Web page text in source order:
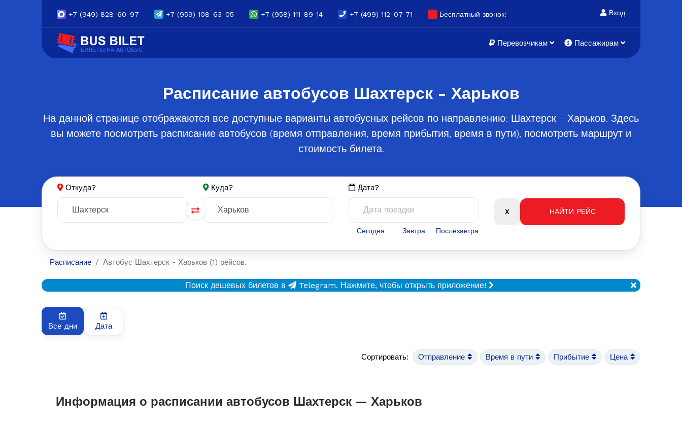
+7 (949) 828-60-97 +7 (959) 108-63-05 +7 (958) 111-89-14 +7 (499) 112-07-71 Бесплатный звонок! Вход
Перевозчикам Пассажирам
Расписание автобусов Шахтерск - Харьков
На данной странице отображаются все доступные варианты автобусных рейсов по направлению: Шахтерск - Харьков. Здесь
вы можете посмотреть расписание автобусов (время отправления, время прибытия, время в пути), посмотреть маршрут и
стоимость билета.
Откуда? Куда? Дата?
Сегодня Завтра Послезавтра
Расписание Автобус Шахтерск - Харьков (1) рейсов.
Поиск дешевых билетов в Telegram. Нажмите, чтобы открыть приложение!
Все дни Дата
Сортировать: Отправление Время в пути Прибытие Цена
Информация о расписании автобусов Шахтерск — Харьков